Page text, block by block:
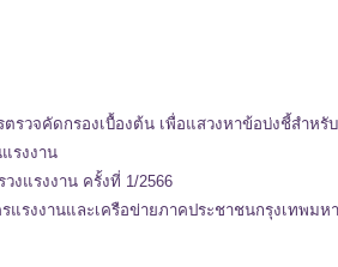
ตรวจคัดกรองเบื้องต้น เพื่อแสวงหาข้อบ่งชี้สำห
รงงาน
งแรงงาน ครั้งที่ 1/2566
รงงานและเครือข่ายภาคประชาชนกรุงเทพมห